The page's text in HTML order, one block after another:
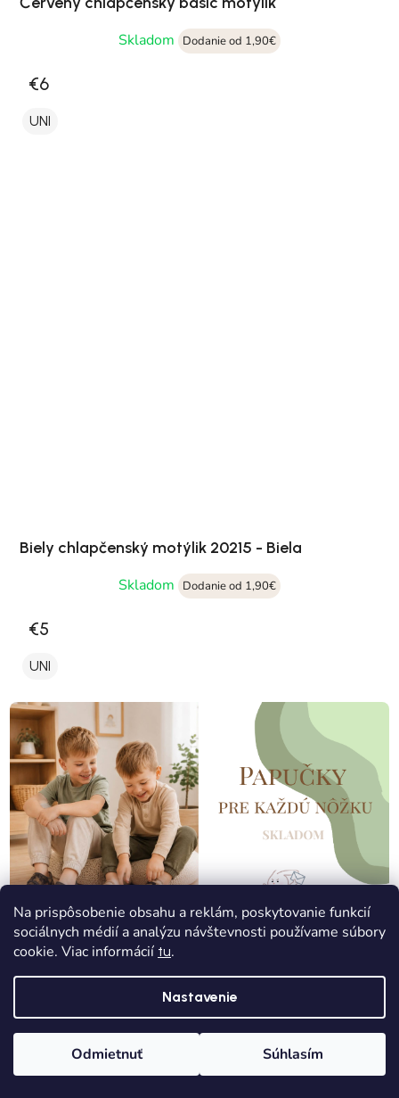
Na prispôsobenie obsahu a reklám, poskytovanie funkcií
sociálnych médií a analýzu návštevnosti používame súbory
cookie. Viac informácií tu.
Nastavenie
Odmietnuť Súhlasím
Skladom
Dodanie od 1,90€
€6
UNI
Biely chlapčenský motýlik 20215 - Biela
Skladom
Dodanie od 1,90€
€5
UNI